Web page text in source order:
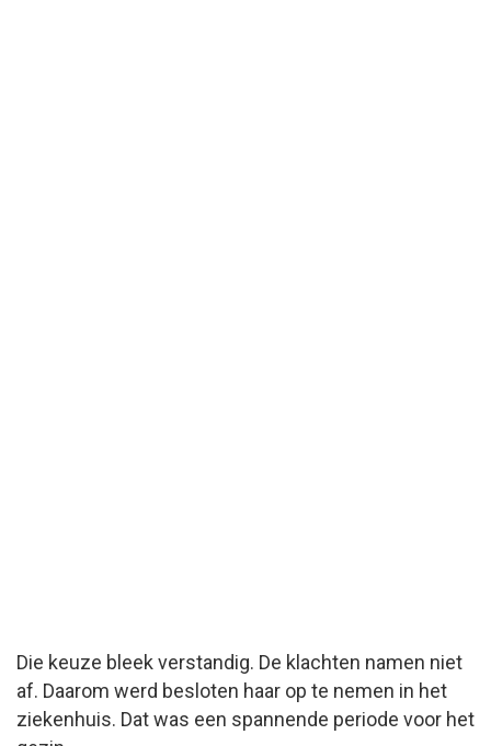
Die keuze bleek verstandig. De klachten namen niet
af. Daarom werd besloten haar op te nemen in het
ziekenhuis. Dat was een spannende periode voor het